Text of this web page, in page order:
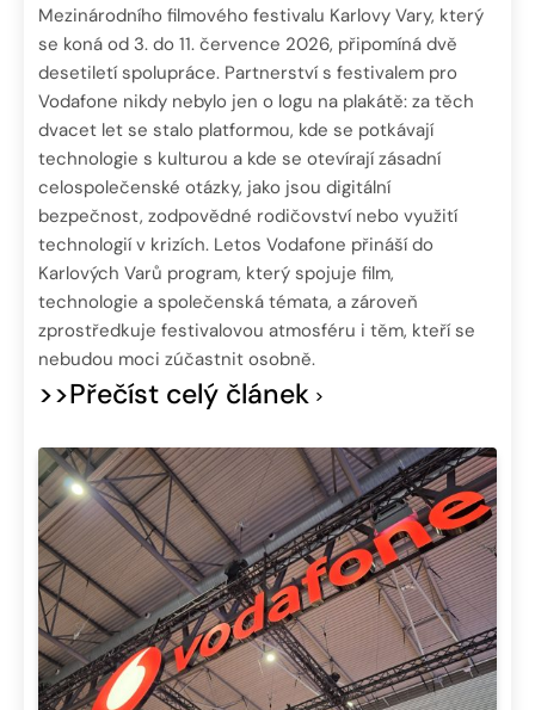
Mezinárodního filmového festivalu Karlovy Vary, který
se koná od 3. do 11. července 2026, připomíná dvě
desetiletí spolupráce. Partnerství s festivalem pro
Vodafone nikdy nebylo jen o logu na plakátě: za těch
dvacet let se stalo platformou, kde se potkávají
technologie s kulturou a kde se otevírají zásadní
celospolečenské otázky, jako jsou digitální
bezpečnost, zodpovědné rodičovství nebo využití
technologií v krizích. Letos Vodafone přináší do
Karlových Varů program, který spojuje film,
technologie a společenská témata, a zároveň
zprostředkuje festivalovou atmosféru i těm, kteří se
nebudou moci zúčastnit osobně.
>>Přečíst celý článek